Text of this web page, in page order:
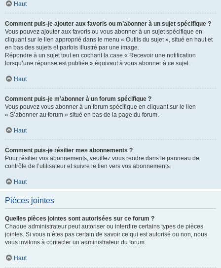
Haut
Comment puis-je ajouter aux favoris ou m’abonner à un sujet spécifique ?
Vous pouvez ajouter aux favoris ou vous abonner à un sujet spécifique en
cliquant sur le lien approprié dans le menu « Outils du sujet », situé en haut et
en bas des sujets et parfois illustré par une image.
Répondre à un sujet tout en cochant la case « Recevoir une notification
lorsqu’une réponse est publiée » équivaut à vous abonner à ce sujet.
Haut
Comment puis-je m’abonner à un forum spécifique ?
Vous pouvez vous abonner à un forum spécifique en cliquant sur le lien
« S’abonner au forum » situé en bas de la page du forum.
Haut
Comment puis-je résilier mes abonnements ?
Pour résilier vos abonnements, veuillez vous rendre dans le panneau de
contrôle de l’utilisateur et suivre le lien vers vos abonnements.
Haut
Pièces jointes
Quelles pièces jointes sont autorisées sur ce forum ?
Chaque administrateur peut autoriser ou interdire certains types de pièces
jointes. Si vous n’êtes pas certain de savoir ce qui est autorisé ou non, nous
vous invitons à contacter un administrateur du forum.
Haut